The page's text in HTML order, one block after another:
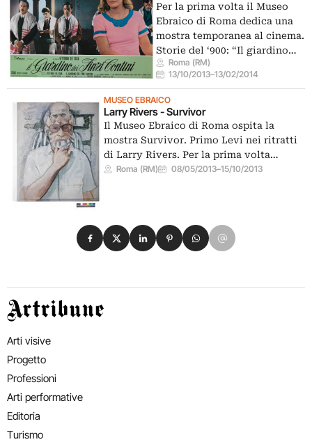
Per la prima volta il Museo
Ebraico di Roma dedica una
mostra temporanea al cinema.
Storie del ‘900: “Il giardino…
Roma (RM)
13/10/2013–13/02/2014
MUSEO EBRAICO
Larry Rivers - Survivor
Il Museo Ebraico di Roma ospita la
mostra Survivor. Primo Levi nei ritratti
di Larry Rivers. Per la prima volta…
Roma (RM) 08/05/2013–15/10/2013
Condividi su Facebook
Condividi su X
Condividi su LinkedIn
Condividi su Pinterest
Condividi su WhatsApp
Condividi su Email
Artribune
Arti visive
Progetto
Professioni
Arti performative
Editoria
Turismo